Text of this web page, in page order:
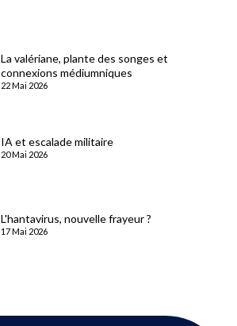
La valériane, plante des songes et
connexions médiumniques
22 Mai 2026
IA et escalade militaire
20 Mai 2026
L'hantavirus, nouvelle frayeur ?
17 Mai 2026